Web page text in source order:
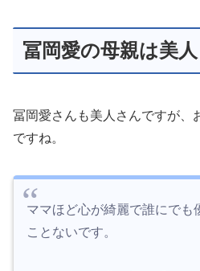
冨岡愛の母親は美人
冨岡愛さんも美人さんですが、
ですね。
ママほど心が綺麗で誰にでも
ことないです。